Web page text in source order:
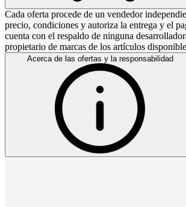
Cada oferta procede de un vendedor
precio, condiciones y autoriza la entrega y el
cuenta con el respaldo de ninguna
propietario de marcas de los artículos
Acerca de las ofertas y la responsabilidad